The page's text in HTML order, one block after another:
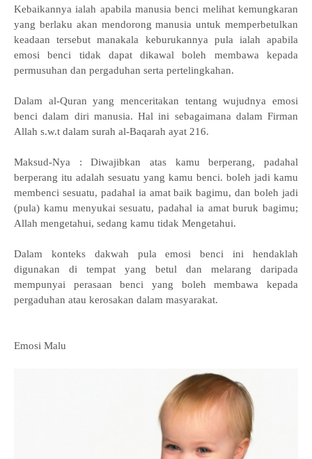
Kebaikannya ialah apabila manusia benci melihat kemungkaran
yang berlaku akan mendorong manusia untuk memperbetulkan
keadaan tersebut manakala keburukannya pula ialah apabila
emosi benci tidak dapat dikawal boleh membawa kepada
permusuhan dan pergaduhan serta pertelingkahan.
Dalam al-Quran yang menceritakan tentang wujudnya emosi
benci dalam diri manusia. Hal ini sebagaimana dalam Firman
Allah s.w.t dalam surah al-Baqarah ayat 216.
Maksud-Nya : Diwajibkan atas kamu berperang, padahal
berperang itu adalah sesuatu yang kamu benci. boleh jadi kamu
membenci sesuatu, padahal ia amat baik bagimu, dan boleh jadi
(pula) kamu menyukai sesuatu, padahal ia amat buruk bagimu;
Allah mengetahui, sedang kamu tidak Mengetahui.
Dalam konteks dakwah pula emosi benci ini hendaklah
digunakan di tempat yang betul dan melarang daripada
mempunyai perasaan benci yang boleh membawa kepada
pergaduhan atau kerosakan dalam masyarakat.
Emosi Malu